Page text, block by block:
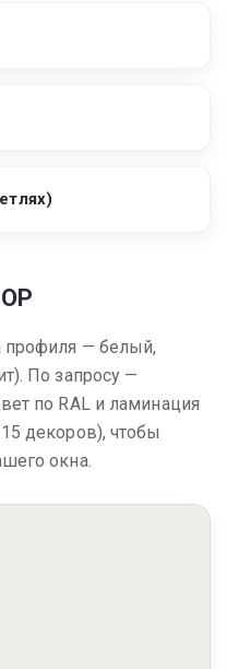
профиля — белый,
По запросу —
по RAL и ламинация
декоров), чтобы
окна.